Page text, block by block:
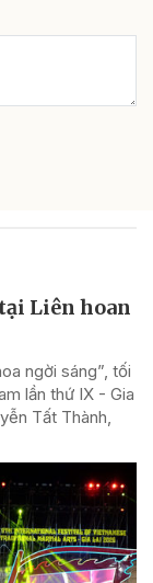
Liên hoan
ngời sáng”, tối
lần thứ IX - Gia
Tất Thành,